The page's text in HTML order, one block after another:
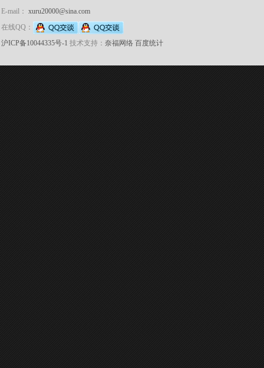
E-mail： xuru20000@sina.com
在线QQ：
沪ICP备10044335号-1 技术支持： 奈福网络 百度统计